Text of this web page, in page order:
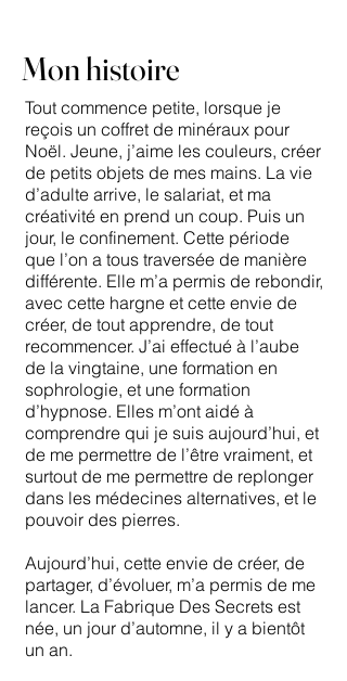
Mon histoire
Tout commence petite, lorsque je
reçois un coffret de minéraux pour
Noël. Jeune, j’aime les couleurs, créer
de petits objets de mes mains. La vie
d’adulte arrive, le salariat, et ma
créativité en prend un coup. Puis un
jour, le confinement. Cette période
que l’on a tous traversée de manière
différente. Elle m’a permis de rebondir,
avec cette hargne et cette envie de
créer, de tout apprendre, de tout
recommencer. J’ai effectué à l’aube
de la vingtaine, une formation en
sophrologie, et une formation
d’hypnose. Elles m’ont aidé à
comprendre qui je suis aujourd’hui, et
de me permettre de l’être vraiment, et
surtout de me permettre de replonger
dans les médecines alternatives, et le
pouvoir des pierres.
Aujourd’hui, cette envie de créer, de
partager, d’évoluer, m’a permis de me
lancer. La Fabrique Des Secrets est
née, un jour d’automne, il y a bientôt
un an.